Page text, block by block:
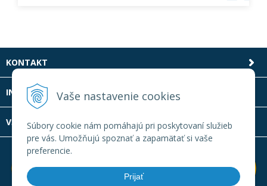
Vaše nastavenie cookies
Súbory cookie nám pomáhajú pri poskytovaní služieb
pre vás. Umožňujú spoznať a zapamätať si vaše
preferencie.
Prijať
KONTAKT
INFOLINKA
VŠETKO O NÁKUPE